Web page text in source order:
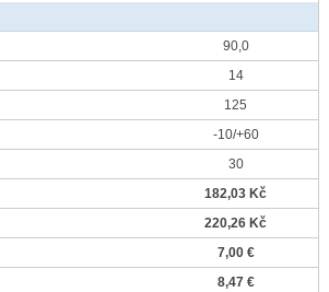
90,0
14
125
-10/+60
30
182,03 Kč
220,26 Kč
7,00 €
8,47 €